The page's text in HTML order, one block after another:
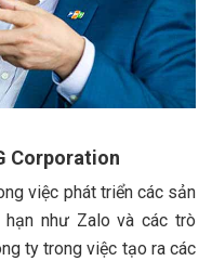
Corporation
việc phát triển các sản
hạn như Zalo và các trò
ty trong việc tạo ra các